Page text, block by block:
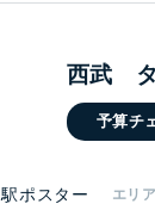
西武 タ
予算チ
駅ポスター エリア